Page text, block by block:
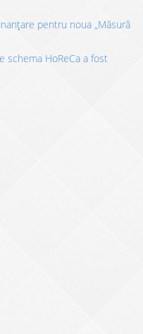
pentru noua „Măsură
schema HoReCa a fost